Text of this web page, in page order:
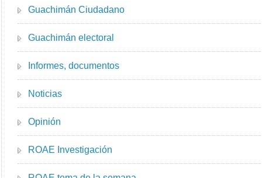
Guachimán Ciudadano
Guachimán electoral
Informes, documentos
Noticias
Opinión
ROAE Investigación